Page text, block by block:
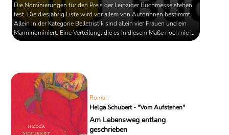
Die Nominierungen für den Preis der Leipziger Buchmesse stehen
fest. Die diesjährig Liste wird vor allem von Autorinnen bestimmt.
Allein in der Kategorie Belletristik sind allein vier Frauen und ein
Mann nominiert. Eine Verteilung, die es in diesem Maße noch nie in
der Geschichte des Preises gab.
Roman
Helga Schubert - "Vom Aufstehen"
Am Lebensweg entlang
geschrieben